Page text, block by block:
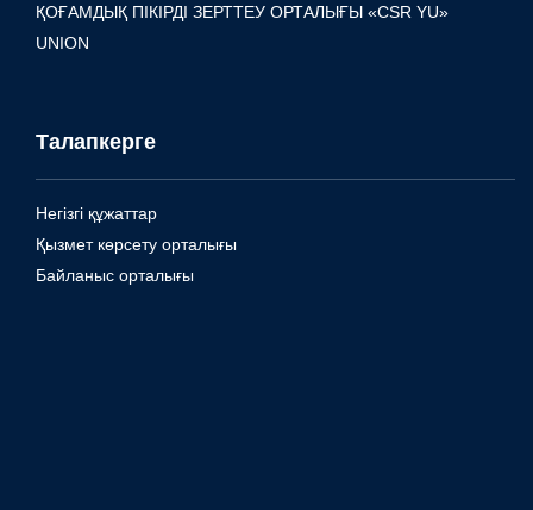
ҚОҒАМДЫҚ ПІКІРДІ ЗЕРТТЕУ ОРТАЛЫҒЫ «CSR YU»
UNION
Талапкерге
Негізгі құжаттар
Қызмет көрсету орталығы
Байланыс орталығы